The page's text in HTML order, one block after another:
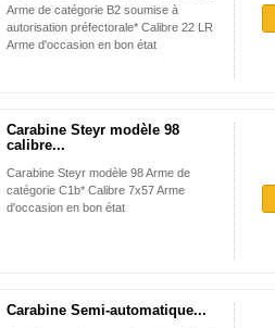
Arme de catégorie B2 soumise à
autorisation préfectorale* Calibre 22 LR
Arme d'occasion en bon état
Carabine Steyr modèle 98
calibre...
Carabine Steyr modèle 98 Arme de
catégorie C1b* Calibre 7x57 Arme
d'occasion en bon état
Carabine Semi-automatique...